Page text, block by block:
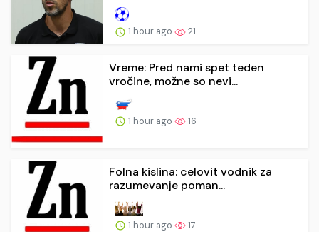
1 hour ago 21
Vreme: Pred nami spet teden
vročine, možne so nevi...
1 hour ago 16
Folna kislina: celovit vodnik za
razumevanje poman...
1 hour ago 17